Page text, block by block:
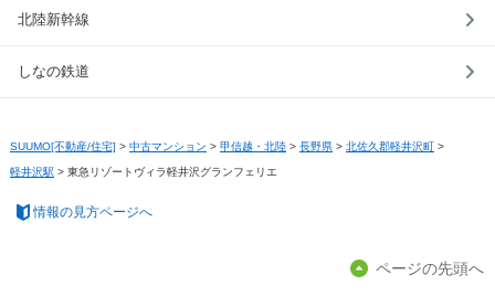
北陸新幹線
しなの鉄道
SUUMO[不動産/住宅] > 中古マンション > 甲信越・北陸 > 長野県 > 北佐久郡軽井沢町 >
軽井沢駅 > 東急リゾートヴィラ軽井沢グランフェリエ
情報の見方ページへ
ページの先頭へ